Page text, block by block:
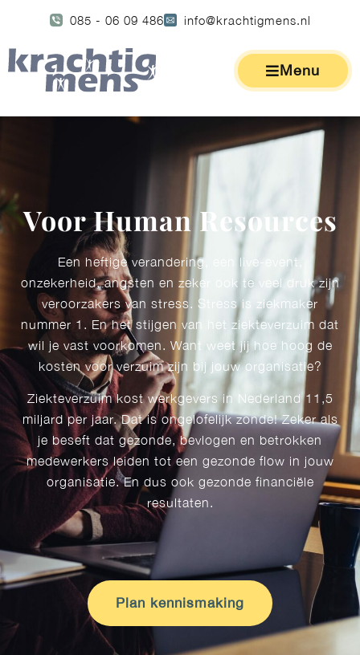
085 - 06 09 486 info@krachtigmens.nl
Menu
Voor Human Resources​
Een heftige verandering, een live-event,
onzekerheid, angsten en zeker ook te veel druk zijn
veroorzakers van stress. Stress is ziekmaker
nummer 1. En het stijgen van het ziekteverzuim dat
wil je vast voorkomen. Want weet jij hoe hoog de
kosten voor verzuim zijn bij jouw organisatie?
Ziekteverzuim kost werkgevers in Nederland 11,5
miljard per jaar. Dat is ongelofelijk zonde! Zeker als
je beseft dat gezonde, bevlogen en betrokken
medewerkers leiden tot een gezonde flow in jouw
organisatie. En dus ook gezonde financiële
resultaten.
Plan kennismaking